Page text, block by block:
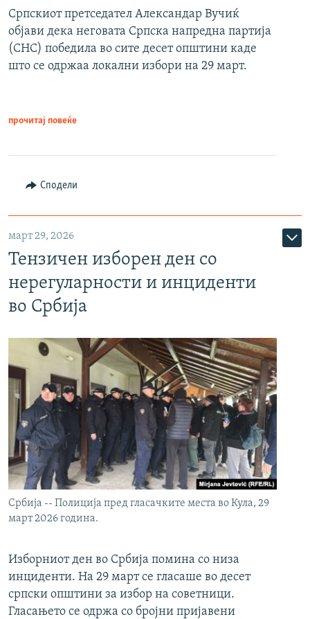
Српскиот претседател Александар Вучиќ
објави дека неговата Српска напредна партија
(СНС) победила во сите десет општини каде
што се одржаа локални избори на 29 март.
прочитај повеќе
Сподели
март 29, 2026
Тензичен изборен ден со
нерегуларности и инциденти
во Србија
Србија -- Полиција пред гласачките места во Кула, 29
март 2026 година.
Изборниот ден во Србија помина со низа
инциденти. На 29 март се гласаше во десет
српски општини за избор на советници.
Гласањето се одржа со бројни пријавени